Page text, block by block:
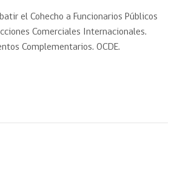
el Cohecho a Funcionarios Públicos
Comerciales Internacionales.
Complementarios. OCDE.